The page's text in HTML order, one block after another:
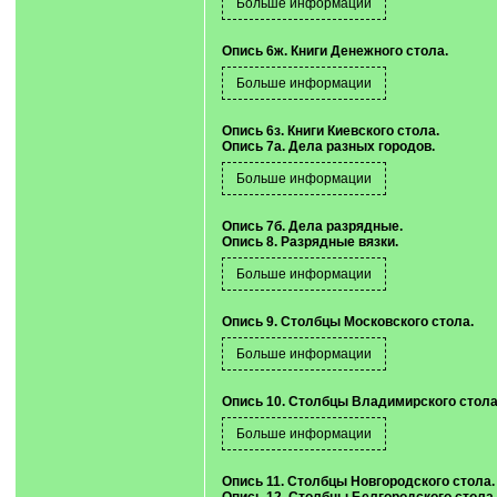
Опись 6ж. Книги Денежного стола.
Опись 6з. Книги Киевского стола.
Опись 7а. Дела разных городов.
Опись 7б. Дела разрядные.
Опись 8. Разрядные вязки.
Опись 9. Столбцы Московского стола.
Опись 10. Столбцы Владимирского
Опись 11. Столбцы Новгородского стола.